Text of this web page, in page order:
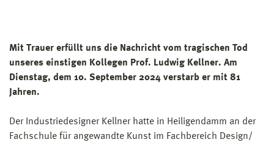
Mit Trauer erfüllt uns die Nachricht vom tragischen Tod
unseres einstigen Kollegen Prof. Ludwig Kellner. Am
Dienstag, dem 10. September 2024 verstarb er mit 81
Jahren.
Der Industriedesigner Kellner hatte in Heiligendamm an der
Fachschule für angewandte Kunst im Fachbereich Design/